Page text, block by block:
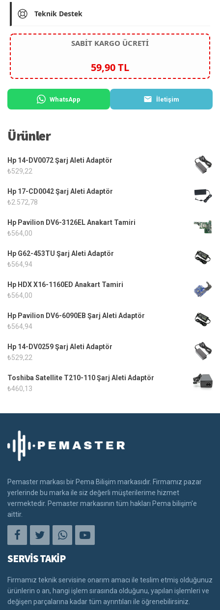
Teknik Destek
SABİT KARGO ÜCRETİ
59,90 TL
WhatsApp İletişim
Ürünler
Hp 14-DV0072 Şarj Aleti Adaptör
₺529,22
Hp 17-CD0042 Şarj Aleti Adaptör
₺2.572,78
Hp Pavilion DV6-3126EL Anakart Tamiri
₺564,00
Hp G62-453TU Şarj Aleti Adaptör
₺564,94
Hp HDX X16-1160ED Anakart Tamiri
₺564,00
Hp Pavilion DV6-6090EB Şarj Aleti Adaptör
₺564,94
Hp 14-DV0259 Şarj Aleti Adaptör
₺529,22
Toshiba Satellite T210-110 Şarj Aleti Adaptör
₺460,13
Pemaster markası bir Pema Bilişim markasıdır. Firmamız pazar
yerlerinde bu marka ile siz değerli müşterilerime hizmet
vermektedir. Pemaster markasının tüm hakları Pema bilişim'e
aittir.
SERVİS TAKİP
Firmamız teknik servisine onarım amacı ile teslim etmiş olduğunuz
ürünlerin o an, hangi işlem sırasında olduğunu, yapılan işlemleri ve
değişen parçalarına kadar tüm ayrıntıları ile öğrenebilirsiniz.